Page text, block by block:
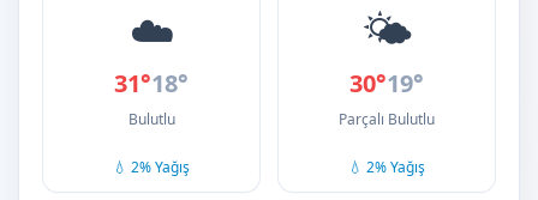
☁️
31°18°
Bulutlu
💧 2% Yağış
🌤️
30°19°
Parçalı Bulutlu
💧 2% Yağış